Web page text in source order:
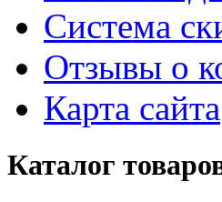
Система
Отзывы о
Карта сайта
Каталог